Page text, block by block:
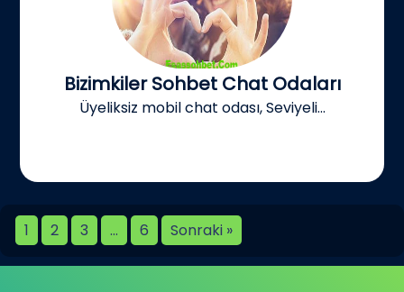
Bizimkiler Sohbet Chat Odaları
Üyeliksiz mobil chat odası, Seviyeli...
1 2 3 … 6 Sonraki »